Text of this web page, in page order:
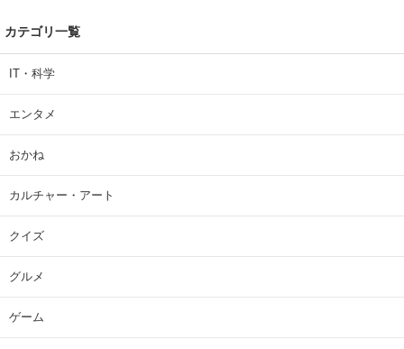
カテゴリ一覧
IT・科学
エンタメ
おかね
カルチャー・アート
クイズ
グルメ
ゲーム